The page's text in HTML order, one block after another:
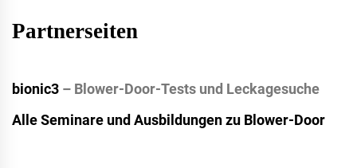
Partnerseiten
bionic3 – Blower-Door-Tests und Leckagesuche
Alle Seminare und Ausbildungen zu Blower-Door